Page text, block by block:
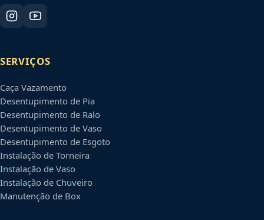
SERVIÇOS
Caça Vazamento
Desentupimento de Pia
Desentupimento de Ralo
Desentupimento de Vaso
Desentupimento de Esgoto
Instalação de Torneira
Instalação de Vaso
Instalação de Chuveiro
Manutenção de Box